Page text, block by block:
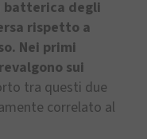
batterica degli
rispetto a
Nei primi
sui
tra questi due
correlato al